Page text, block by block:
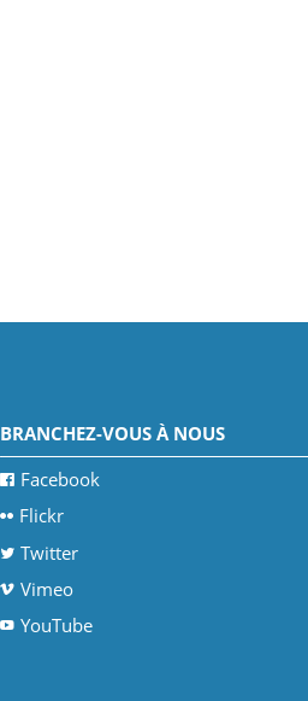
BRANCHEZ-VOUS À NOUS
Facebook
Flickr
Twitter
Vimeo
YouTube